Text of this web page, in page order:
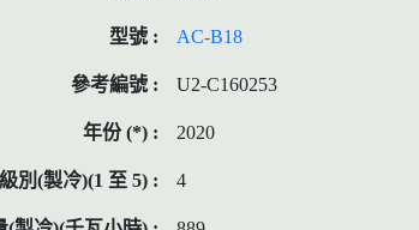
AC-B18
U2-C160253
2020
4